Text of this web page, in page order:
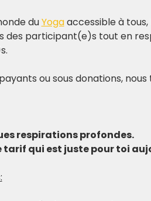
du Yoga accessible à tous,
des participant(e)s tout en
ou sous donations,
respirations profondes.
tarif qui est juste pour toi